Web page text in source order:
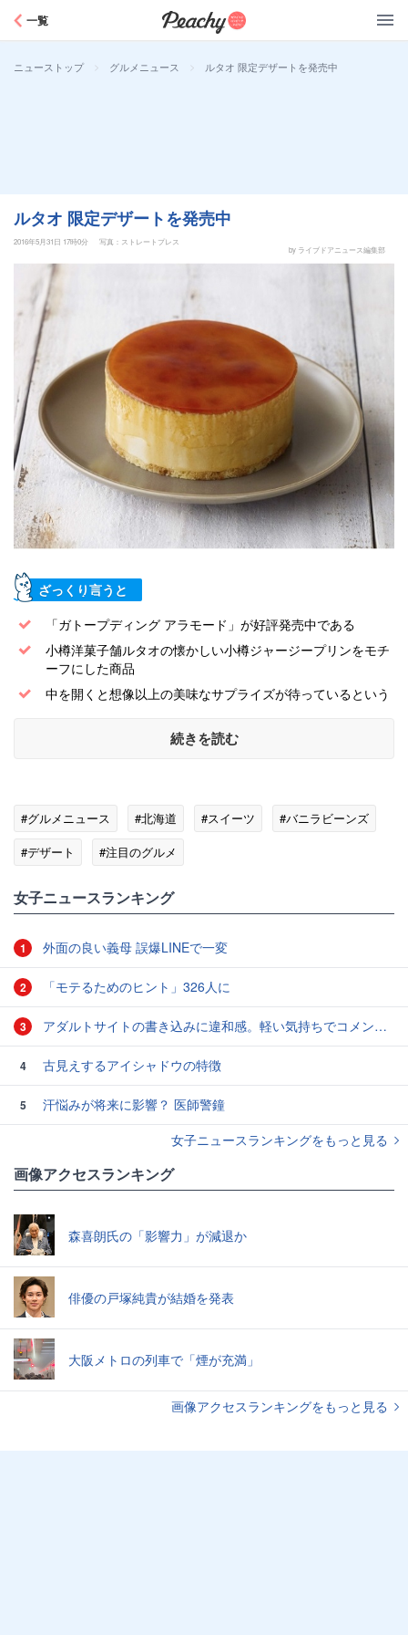
一覧
ニューストップ > グルメニュース > ルタオ 限定デザートを発売中
ルタオ 限定デザートを発売中
2016年5月31日 17時0分
写真：ストレートプレス
by ライブドアニュース編集部
ざっくり言うと
「ガトープディング アラモード」が好評発売中である
小樽洋菓子舗ルタオの懐かしい小樽ジャージープリンをモチ
ーフにした商品
中を開くと想像以上の美味なサプライズが待っているという
続きを読む
#グルメニュース #北海道 #スイーツ
#バニラビーンズ
#デザート
#注目のグルメ
女子ニュースランキング
1 外面の良い義母 誤爆LINEで一変
2 「モテるためのヒント」326人に
3 アダルトサイトの書き込みに違和感。軽い気持ちでコメントしてみると…／近畿地方のある場所について（1）
4 古見えするアイシャドウの特徴
5
汗悩みが将来に影響？ 医師警鐘
女子ニュースランキングをもっと見る
画像アクセスランキング
森喜朗氏の「影響力」が減退か
俳優の戸塚純貴が結婚を発表
大阪メトロの列車で「煙が充満」
画像アクセスランキングをもっと見る